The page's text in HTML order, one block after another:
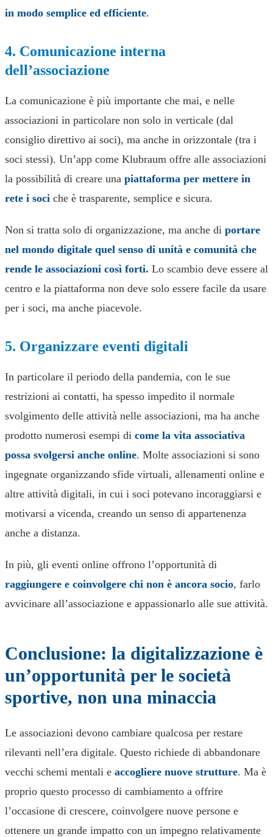
in modo semplice ed efficiente.
4. Comunicazione interna
dell’associazione
La comunicazione è più importante che mai, e nelle
associazioni in particolare non solo in verticale (dal
consiglio direttivo ai soci), ma anche in orizzontale (tra i
soci stessi). Un’app come Klubraum offre alle associazioni
la possibilità di creare una piattaforma per mettere in
rete i soci che è trasparente, semplice e sicura.
Non si tratta solo di organizzazione, ma anche di portare
nel mondo digitale quel senso di unità e comunità che
rende le associazioni così forti. Lo scambio deve essere al
centro e la piattaforma non deve solo essere facile da usare
per i soci, ma anche piacevole.
5. Organizzare eventi digitali
In particolare il periodo della pandemia, con le sue
restrizioni ai contatti, ha spesso impedito il normale
svolgimento delle attività nelle associazioni, ma ha anche
prodotto numerosi esempi di come la vita associativa
possa svolgersi anche online. Molte associazioni si sono
ingegnate organizzando sfide virtuali, allenamenti online e
altre attività digitali, in cui i soci potevano incoraggiarsi e
motivarsi a vicenda, creando un senso di appartenenza
anche a distanza.
In più, gli eventi online offrono l’opportunità di
raggiungere e coinvolgere chi non è ancora socio, farlo
avvicinare all’associazione e appassionarlo alle sue attività.
Conclusione: la digitalizzazione è
un’opportunità per le società
sportive, non una minaccia
Le associazioni devono cambiare qualcosa per restare
rilevanti nell’era digitale. Questo richiede di abbandonare
vecchi schemi mentali e accogliere nuove strutture. Ma è
proprio questo processo di cambiamento a offrire
l’occasione di crescere, coinvolgere nuove persone e
ottenere un grande impatto con un impegno relativamente